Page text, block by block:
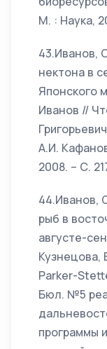
М. : Наука,
43.Иванов,
нектона в
Японского
Иванов //
А.И.
2008. – С.
44.Иванов,
рыб в
августе-
Кузнецова,
Parker-
Бюл. №5
программы